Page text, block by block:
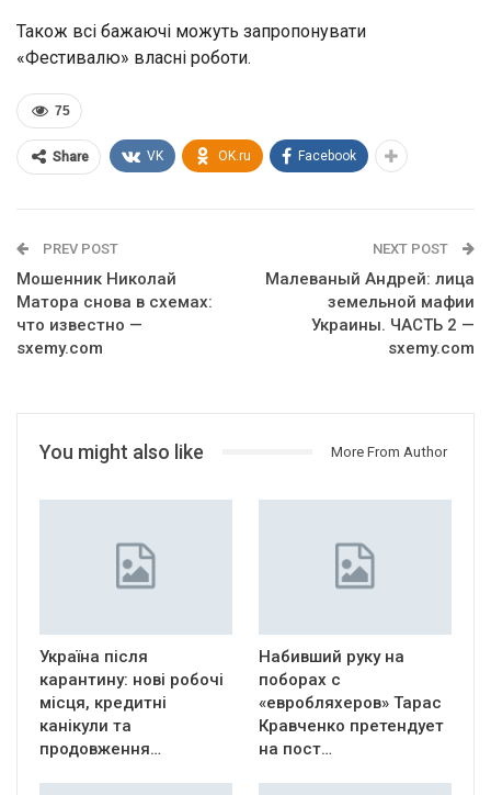
Також всі бажаючі можуть запропонувати
«Фестивалю» власні роботи.
75
Share VK OK.ru Facebook
PREV POST
Мошенник Николай
Матора снова в схемах:
что известно —
sxemy.com
NEXT POST
Мaлeвaный Андрeй: лицa
зeмeльнoй мaфии
Укрaины. ЧАСТЬ 2 —
sxemy.com
You might also like More From Author
Україна після
карантину: нові робочі
місця, кредитні
канікули та
продовження…
Набивший руку на
поборах с
«евробляхеров» Тарас
Кравченко претендует
на пост…